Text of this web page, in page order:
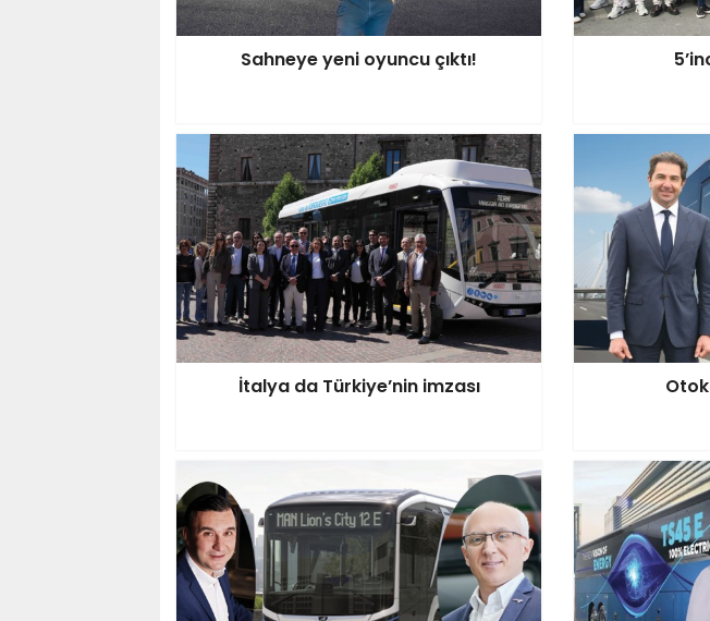
Sahneye yeni oyuncu çıktı!
İtalya da Türkiye’nin imzası